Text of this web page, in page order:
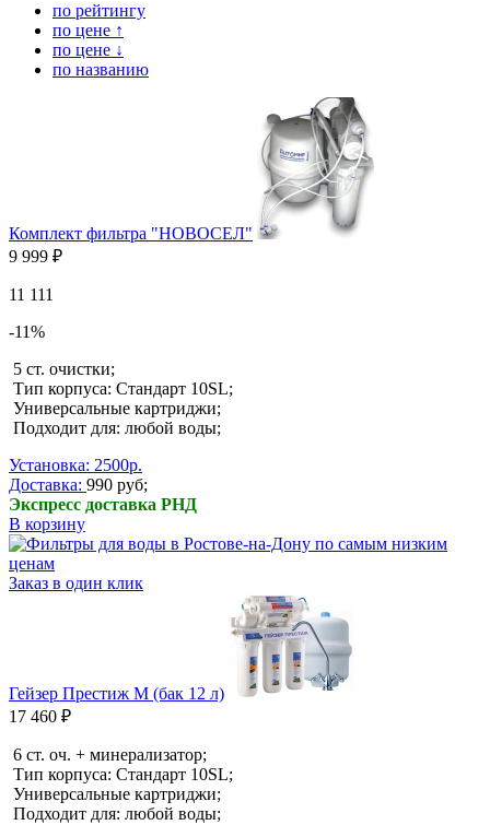
по рейтингу
по цене ↑
по цене ↓
по названию
Комплект фильтра "НОВОСЕЛ"
9 999 ₽
11 111
-11%
5 ст. очистки;
Тип корпуса: Стандарт 10SL;
Универсальные картриджи;
Подходит для: любой воды;
Установка: 2500р.
Доставка: 990 руб;
Экспресс доставка РНД
В корзину
Заказ в один клик
Гейзер Престиж М (бак 12 л)
17 460 ₽
6 ст. оч. + минерализатор;
Тип корпуса: Стандарт 10SL;
Универсальные картриджи;
Подходит для: любой воды;